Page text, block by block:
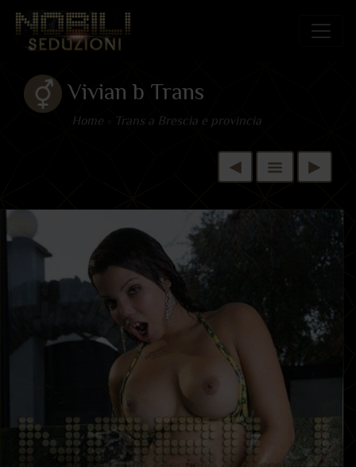
Vivian b Trans
Home Trans a Brescia e provincia